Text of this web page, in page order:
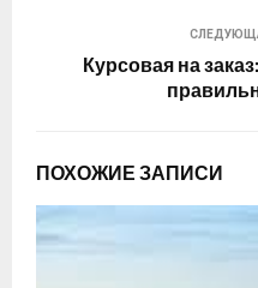
Курсовая на
ПОХОЖИЕ ЗАПИСИ